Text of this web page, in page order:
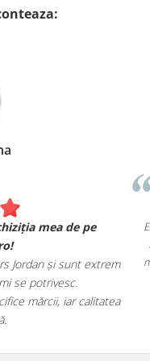
exact ca în
și oferta
pasionaților
Am
Aceștia